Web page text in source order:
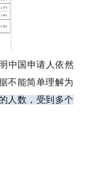
中国申请人依然
不能简单理解为
人数，受到多个